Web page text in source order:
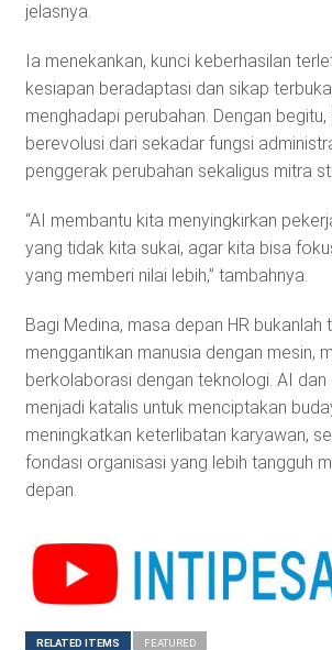
jelasnya.
Ia menekankan, kunci keberhasilan
kesiapan beradaptasi dan sikap
menghadapi perubahan. Dengan begitu,
berevolusi dari sekadar fungsi
penggerak perubahan sekaligus mitra
“AI membantu kita menyingkirkan
yang tidak kita sukai, agar kita bisa
yang memberi nilai lebih,” tambahnya.
Bagi Medina, masa depan HR bukanlah
menggantikan manusia dengan mesin,
berkolaborasi dengan teknologi. AI
menjadi katalis untuk menciptakan
meningkatkan keterlibatan karyawan,
fondasi organisasi yang lebih tangguh
depan.
RELATED ITEMS FEATURED